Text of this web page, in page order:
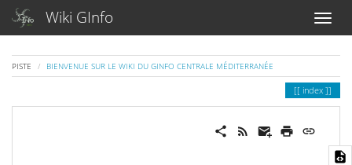
Wiki GInfo
PISTE BIENVENUE SUR LE WIKI DU GINFO CENTRALE MÉDITERRANÉE
index